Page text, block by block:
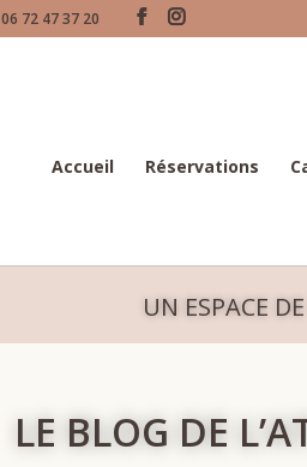
06 72 47 37 20
Accueil Réservations
UN ESPACE
LE BLOG DE